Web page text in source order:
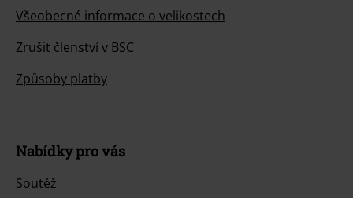
Všeobecné informace o velikostech
Zrušit členství v BSC
Způsoby platby
Nabídky pro vás
Soutěž